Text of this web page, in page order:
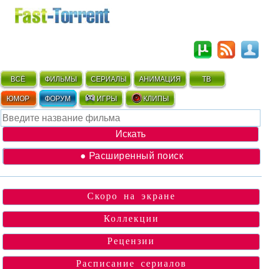
ВСЁ ФИЛЬМЫ СЕРИАЛЫ АНИМАЦИЯ ТВ
ЮМОР ФОРУМ ИГРЫ КЛИПЫ
● Расширенный поиск
Скоро на экране
Коллекции
Рецензии
Расписание сериалов